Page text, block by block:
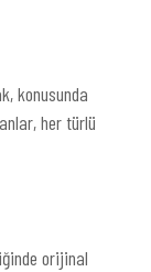
konusunda
her türlü
orijinal